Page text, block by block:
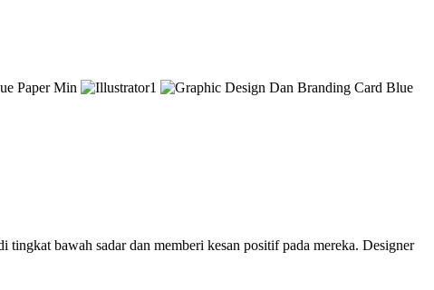
bawah sadar dan memberi kesan positif pada mereka. Designer